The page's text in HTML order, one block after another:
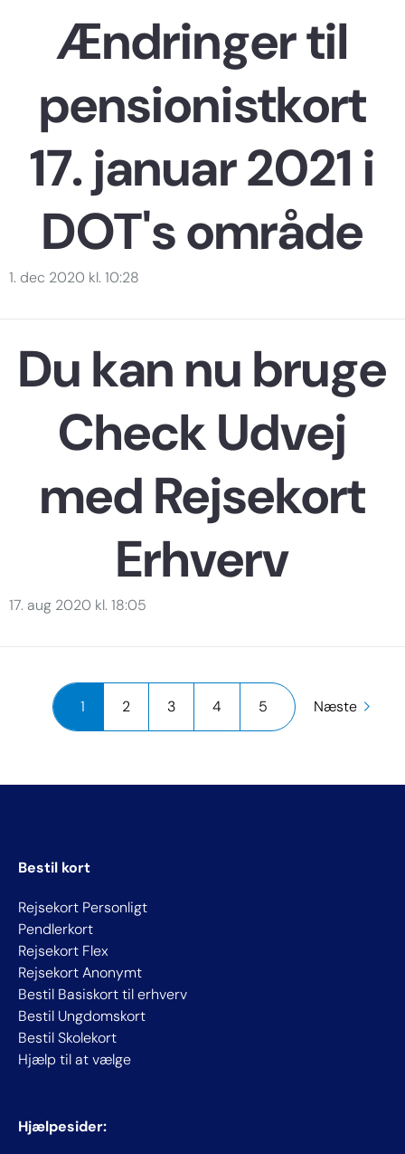
Ændringer til
pensionistkort
17. januar 2021 i
DOT's område
1. dec 2020 kl. 10:28
Du kan nu bruge
Check Udvej
med Rejsekort
Erhverv
17. aug 2020 kl. 18:05
1 2 3 4 5 Næste
Bestil kort
Rejsekort Personligt
Pendlerkort
Rejsekort Flex
Rejsekort Anonymt
Bestil Basiskort til erhverv
Bestil Ungdomskort
Bestil Skolekort
Hjælp til at vælge
Hjælpesider: